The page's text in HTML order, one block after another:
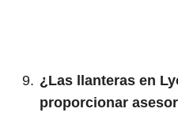
¿Las llanteras en
proporcionar